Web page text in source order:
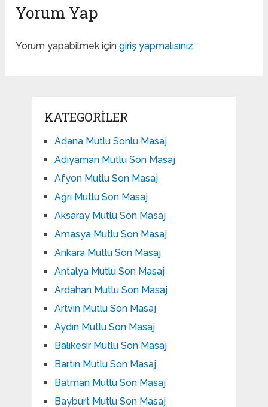
Yorum Yap
Yorum yapabilmek içingiriş yapmalısınız.
KATEGORILER
Adana Mutlu Sonlu Masaj
Adıyaman Mutlu Son Masaj
Afyon Mutlu Son Masaj
Ağrı Mutlu Son Masaj
Aksaray Mutlu Son Masaj
Amasya Mutlu Son Masaj
Ankara Mutlu Son Masaj
Antalya Mutlu Son Masaj
Ardahan Mutlu Son Masaj
Artvin Mutlu Son Masaj
Aydın Mutlu Son Masaj
Balıkesir Mutlu Son Masaj
Bartın Mutlu Son Masaj
Batman Mutlu Son Masaj
Bayburt Mutlu Son Masaj